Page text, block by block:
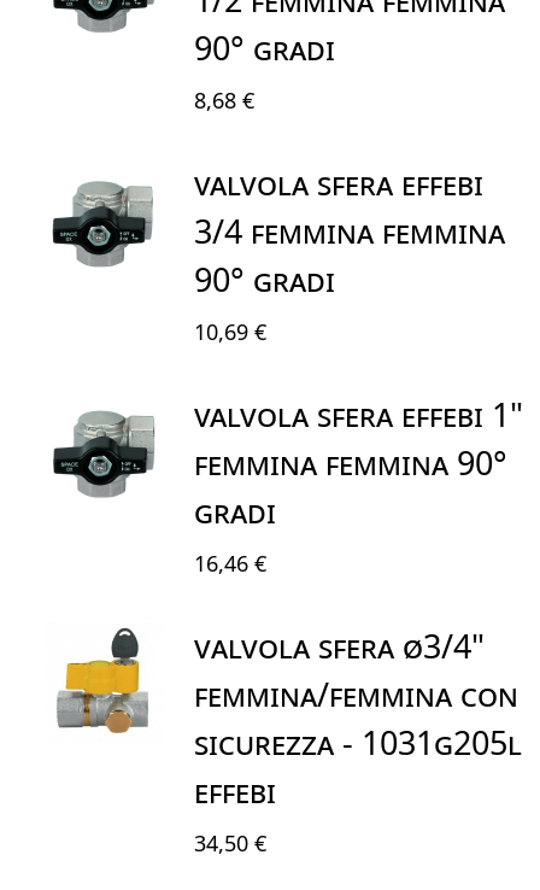
90° GRADI
8,68 €
VALVOLA SFERA EFFEBI
3/4 FEMMINA FEMMINA
90° GRADI
10,69 €
VALVOLA SFERA EFFEBI 1"
FEMMINA FEMMINA 90°
GRADI
16,46 €
Valvola Sfera Ø3/4"
Femmina/Femmina Con
Sicurezza - 1031G205L
EFFEBI
34,50 €